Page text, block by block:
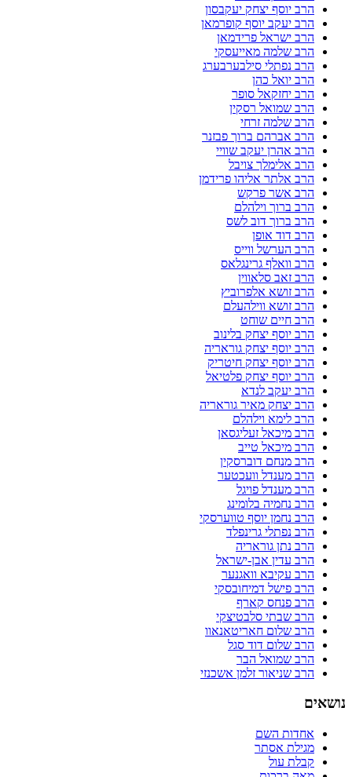
הרב יוסף יצחק יעקבסון
הרב יעקב יוסף קופרמאן
הרב ישראל פרידמאן
הרב שלמה מאייעסקי
הרב נפתלי סילבערבערג
הרב יואל כהן
הרב יחזקאל סופר
הרב שמואל רסקין
הרב שלמה זרחי
הרב אברהם ברוך פבזנר
הרב אהרן יעקב שוויי
הרב אלימלך צויבל
הרב אלתר אליהו פרידמן
הרב אשר פרקש
הרב ברוך וילהלם
הרב ברוך דוב לשס
הרב דוד אופן
הרב הערשל ווייס
הרב וואלף גרינגלאס
הרב זאב סלאווין
הרב זושא אלפרוביץ
הרב זושא ווילהעלם
הרב חיים שוחט
הרב יוסף יצחק בלינוב
הרב יוסף יצחק גוראריה
הרב יוסף יצחק חיטריק
הרב יוסף יצחק פלטיאל
הרב יעקב לנדא
הרב יצחק מאיר גוראריה
הרב לימא וילהלם
הרב מיכאל זעליגסאן
הרב מיכאל טייב
הרב מנחם דוברסקין
הרב מענדל וועכטער
הרב מענדל פויגל
הרב נחמיה בלומינג
הרב נחמן יוסף טווערסקי
הרב נפתלי גרינפלד
הרב נתן גוראריה
הרב עדין אבן-ישראל
הרב עקיבא וואגנער
הרב פישל דמיחובסקי
הרב פנחס קארף
הרב שבתי סלבטיצקי
הרב שלום חאריטאנאוו
הרב שלום דוד סגל
הרב שמואל הבר
הרב שניאור זלמן אשכנזי
נושאים
אחדות השם
מגילת אסתר
קבלת עול